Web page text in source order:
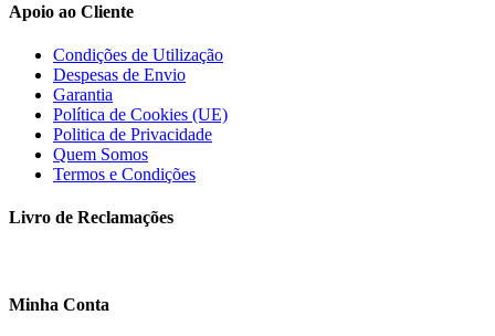
Apoio ao Cliente
Condições de Utilização
Despesas de Envio
Garantia
Política de Cookies (UE)
Politica de Privacidade
Quem Somos
Termos e Condições
Livro de Reclamações
Minha Conta